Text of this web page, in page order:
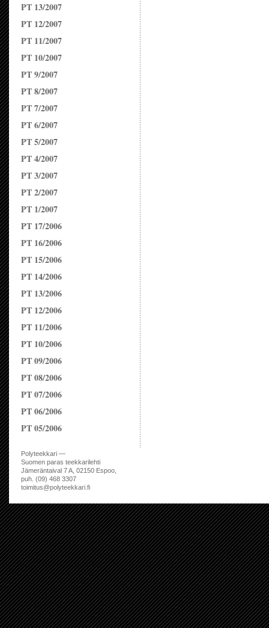
PT 13/2007
PT 12/2007
PT 11/2007
PT 10/2007
PT 9/2007
PT 8/2007
PT 7/2007
PT 6/2007
PT 5/2007
PT 4/2007
PT 3/2007
PT 2/2007
PT 1/2007
PT 17/2006
PT 16/2006
PT 15/2006
PT 14/2006
PT 13/2006
PT 12/2006
PT 11/2006
PT 10/2006
PT 09/2006
PT 08/2006
PT 07/2006
PT 06/2006
PT 05/2006
Polyteekkari —
Suomen paras teekkarilehti
Jämeräntaival 7 A, 02150 Espoo,
puh. (09) 468 3307
toimitus@polyteekkari.fi